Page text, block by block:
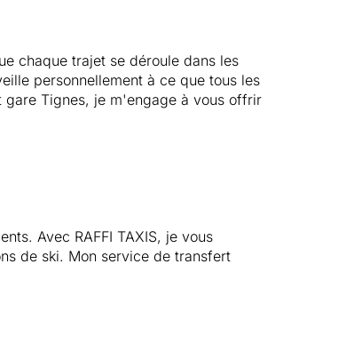
chaque trajet se déroule dans les
personnellement à ce que tous les
Tignes, je m'engage à vous offrir
Avec RAFFI TAXIS, je vous
de ski. Mon service de transfert